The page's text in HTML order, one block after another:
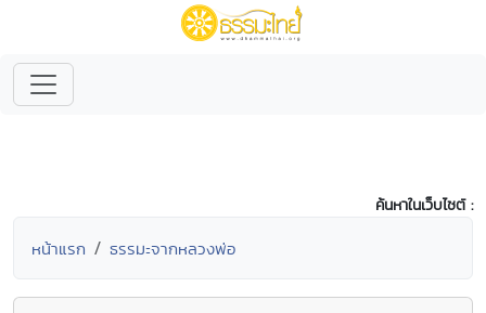
ค้นหาในเว็บไซต์ :
หน้าแรก ธรรมะจากหลวงพ่อ